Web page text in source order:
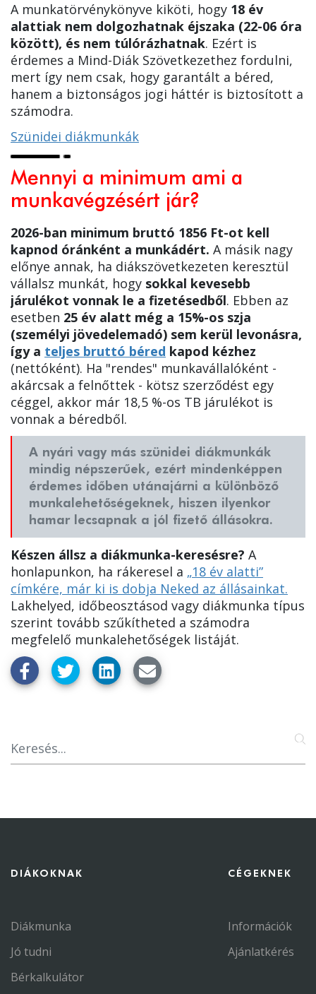
A munkatörvénykönyve kiköti, hogy 18 év
alattiak nem dolgozhatnak éjszaka (22-06 óra
között), és nem túlórázhatnak. Ezért is
érdemes a Mind-Diák Szövetkezethez fordulni,
mert így nem csak, hogy garantált a béred,
hanem a biztonságos jogi háttér is biztosított a
számodra.
Szünidei diákmunkák
Mennyi a minimum ami a
munkavégzésért jár?
2026-ban minimum bruttó 1856 Ft-ot kell
kapnod óránként a munkádért. A másik nagy
előnye annak, ha diákszövetkezeten keresztül
vállalsz munkát, hogy sokkal kevesebb
járulékot vonnak le a fizetésedből. Ebben az
esetben 25 év alatt még a 15%-os szja
(személyi jövedelemadó) sem kerül levonásra,
így a teljes bruttó béred kapod kézhez
(nettóként). Ha "rendes" munkavállalóként -
akárcsak a felnőttek - kötsz szerződést egy
céggel, akkor már 18,5 %-os TB járulékot is
vonnak a béredből.
A nyári vagy más szünidei diákmunkák
mindig népszerűek, ezért mindenképpen
érdemes időben utánajárni a különböző
munkalehetőségeknek, hiszen ilyenkor
hamar lecsapnak a jól fizető állásokra.
Készen állsz a diákmunka-keresésre? A
honlapunkon, ha rákeresel a „18 év alatti”
címkére, már ki is dobja Neked az állásainkat.
Lakhelyed, időbeosztásod vagy diákmunka típus
szerint tovább szűkítheted a számodra
megfelelő munkalehetőségek listáját.
DIÁKOKNAK
Diákmunka
Jó tudni
Bérkalkulátor
CÉGEKNEK
Információk
Ajánlatkérés